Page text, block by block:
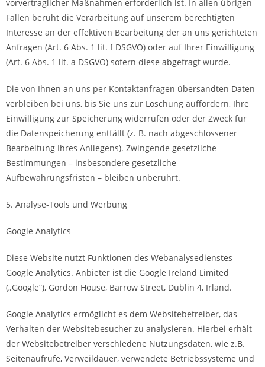
vorvertraglicher Maßnahmen erforderlich ist. In allen übrigen
Fällen beruht die Verarbeitung auf unserem berechtigten
Interesse an der effektiven Bearbeitung der an uns gerichteten
Anfragen (Art. 6 Abs. 1 lit. f DSGVO) oder auf Ihrer Einwilligung
(Art. 6 Abs. 1 lit. a DSGVO) sofern diese abgefragt wurde.
Die von Ihnen an uns per Kontaktanfragen übersandten Daten
verbleiben bei uns, bis Sie uns zur Löschung auffordern, Ihre
Einwilligung zur Speicherung widerrufen oder der Zweck für
die Datenspeicherung entfällt (z. B. nach abgeschlossener
Bearbeitung Ihres Anliegens). Zwingende gesetzliche
Bestimmungen – insbesondere gesetzliche
Aufbewahrungsfristen – bleiben unberührt.
5. Analyse-Tools und Werbung
Google Analytics
Diese Website nutzt Funktionen des Webanalysedienstes
Google Analytics. Anbieter ist die Google Ireland Limited
(„Google“), Gordon House, Barrow Street, Dublin 4, Irland.
Google Analytics ermöglicht es dem Websitebetreiber, das
Verhalten der Websitebesucher zu analysieren. Hierbei erhält
der Websitebetreiber verschiedene Nutzungsdaten, wie z.B.
Seitenaufrufe, Verweildauer, verwendete Betriebssysteme und